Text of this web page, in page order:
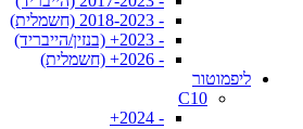
- 2018-2023 (חשמלית)
- 2023+ (בנזין/הייבריד)
- 2026+ (חשמלית)
ליפמוטור
C10
- 2024+